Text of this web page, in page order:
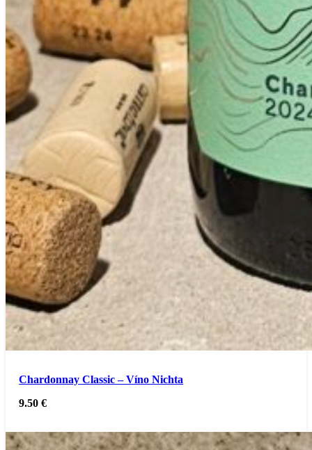
Chardonnay Classic – Víno Nichta
9.50€